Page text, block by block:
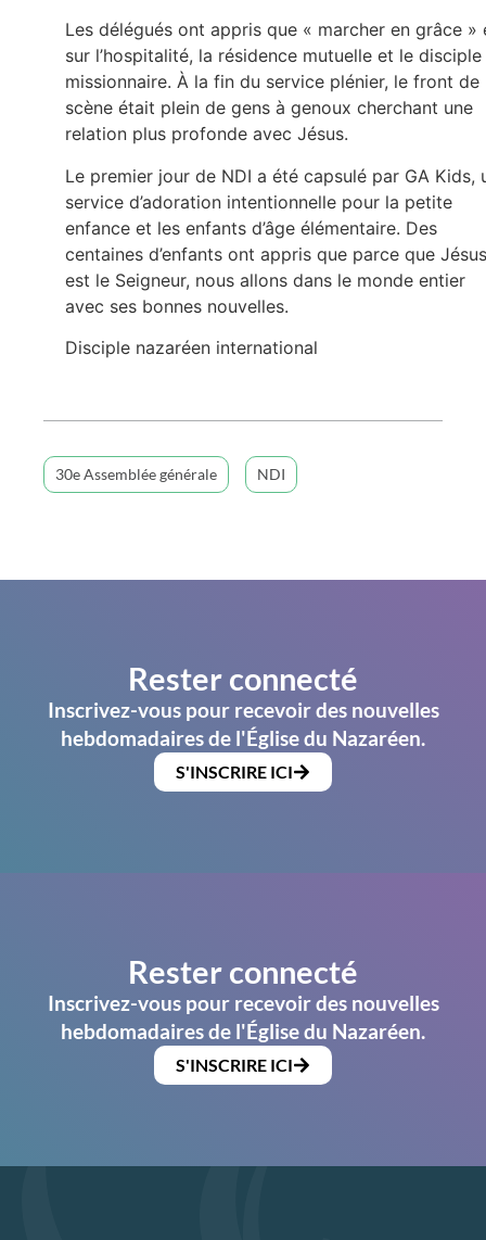
Les délégués ont appris que « marcher en grâce »
sur l’hospitalité, la résidence mutuelle et le disciple
missionnaire. À la fin du service plénier, le front de
scène était plein de gens à genoux cherchant une
relation plus profonde avec Jésus.
Le premier jour de NDI a été capsulé par GA Kids,
service d’adoration intentionnelle pour la petite
enfance et les enfants d’âge élémentaire. Des
centaines d’enfants ont appris que parce que Jésus
est le Seigneur, nous allons dans le monde entier
avec ses bonnes nouvelles.
Disciple nazaréen international
30e Assemblée générale NDI
Rester connecté
Inscrivez-vous pour recevoir des nouvelles
hebdomadaires de l'Église du Nazaréen.
S'INSCRIRE ICI
Rester connecté
Inscrivez-vous pour recevoir des nouvelles
hebdomadaires de l'Église du Nazaréen.
S'INSCRIRE ICI